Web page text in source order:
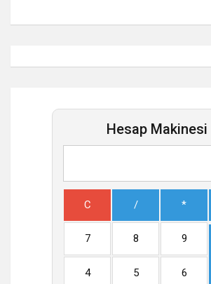
Hesap Makinesi
C / *
7 8
9
4
5 6